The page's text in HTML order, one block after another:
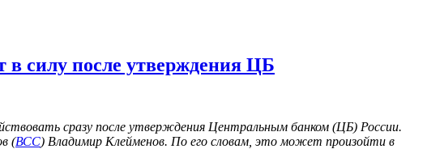
силу после утверждения ЦБ
сразу после утверждения Центральным банком (ЦБ) России.
(ВСС) Владимир Клейменов. По его словам, это может произойти в